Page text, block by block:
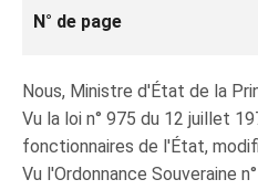
N° de page
Nous, Ministre d'État de la
Vu la loi n° 975 du 12 juillet
fonctionnaires de l'État,
Vu l'Ordonnance Souveraine